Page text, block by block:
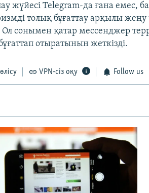
жүйесі Telegram-да ғана емес,
толық бұғаттау арқылы жеңу
Ол сонымен қатар мессенджер
отыратынын жеткізді.
VPN-сіз оқу Follow us